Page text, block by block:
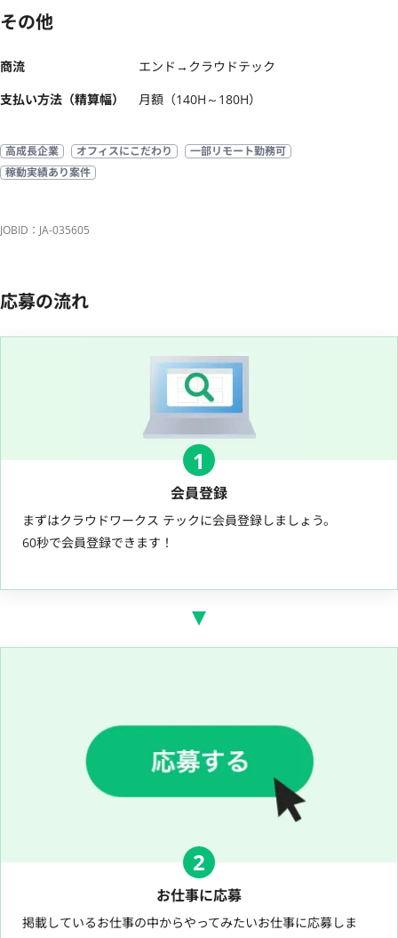
その他
商流
エンド→クラウドテック
支払い方法（精算幅）
月額（140H～180H）
高成長企業 オフィスにこだわり
一部リモート勤務可
稼動実績あり案件
JOBID：JA-035605
応募の流れ
1
会員登録
まずはクラウドワークス テックに会員登録しましょう。
60秒で会員登録できます！
2
お仕事に応募
掲載しているお仕事の中からやってみたいお仕事に応募しま